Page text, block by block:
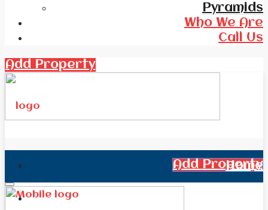
Pyramids
Who We Are
Call Us
Add Property
Add Property
Home